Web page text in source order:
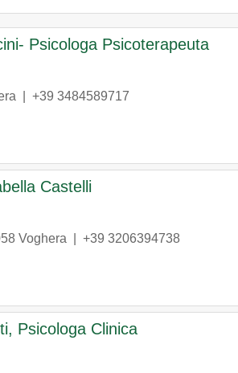
Psicologa Psicoterapeuta
+39 3484589717
Castelli
Voghera +39 3206394738
Psicologa Clinica